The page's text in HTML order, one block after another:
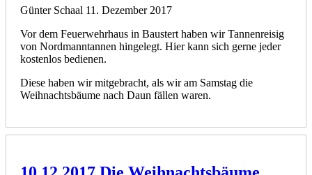
Günter Schaal 11. Dezember 2017
Vor dem Feuerwehrhaus in Baustert haben wir Tannenreisig
von Nordmanntannen hingelegt. Hier kann sich gerne jeder
kostenlos bedienen.
Diese haben wir mitgebracht, als wir am Samstag die
Weihnachtsbäume nach Daun fällen waren.